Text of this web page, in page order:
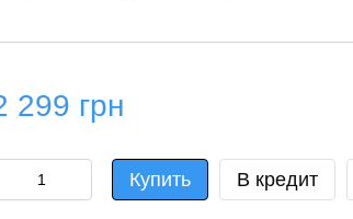
299 грн
Купить В кредит